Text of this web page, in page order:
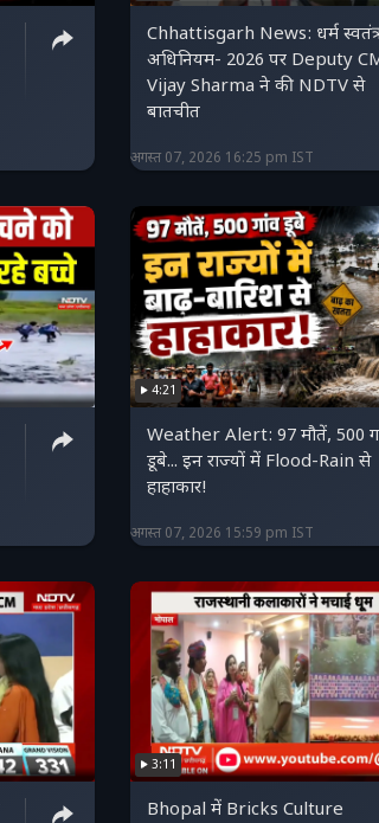
Chhattisgarh News: धर्म
अधिनियम- 2026 पर Deputy
Vijay Sharma ने की NDTV से
बातचीत
अगस्त 07, 2026 16:25 pm IST
4:21
Weather Alert: 97 मौतें, 500
डूबे... इन राज्यों में Flood-Rain से
हाहाकार!
अगस्त 07, 2026 15:59 pm IST
3:11
Bhopal में Bricks Culture